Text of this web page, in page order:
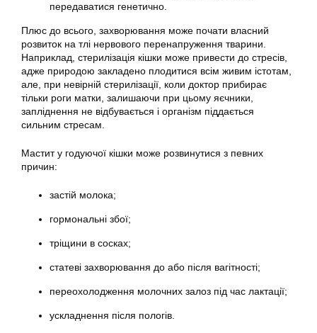
передаватися генетично.
Плюс до всього, захворювання може почати власний
розвиток на тлі нервового перенапруження тварини.
Наприклад, стерилізація кішки може привести до стресів,
адже природою закладено плодитися всім живим істотам,
але, при невірній стерилізації, коли доктор прибирає
тільки роги матки, залишаючи при цьому яєчники,
запліднення не відбувається і організм піддається
сильним стресам.
Мастит у годуючої кішки може розвинутися з певних
причин:
застій молока;
гормональні збої;
тріщини в сосках;
статеві захворювання до або після вагітності;
переохолодження молочних залоз під час лактації;
ускладнення після пологів.